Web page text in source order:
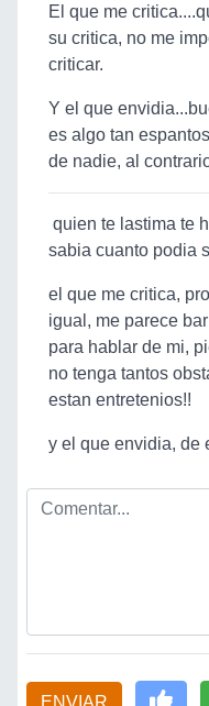
El que me
su critica, no me
criticar.
Y el que
es algo tan
de nadie, al
quien te lastima te
sabia cuanto podia
el que me critica,
igual, me parece
para hablar de mi,
no tenga tantos
estan entretenios!!
y el que envidia, de
ENVIAR